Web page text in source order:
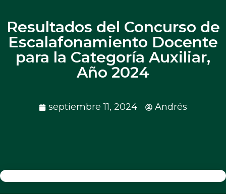
Resultados del Concurso de
Escalafonamiento Docente
para la Categoría Auxiliar,
Año 2024
septiembre 11, 2024 Andrés